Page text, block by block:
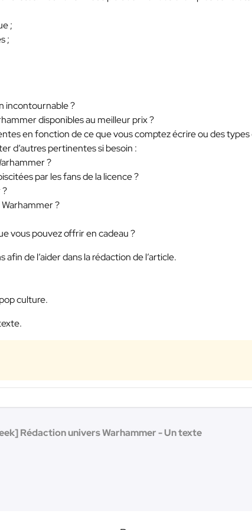
;
;
incontournable ?
disponibles au meilleur prix ?
en fonction de ce que vous comptez écrire ou des types
d’autres pertinentes si besoin :
?
par les fans de la licence ?
?
?
vous pouvez offrir en cadeau ?
de l’aider dans la rédaction de l’article.
culture.
Rédaction univers Warhammer - Un texte